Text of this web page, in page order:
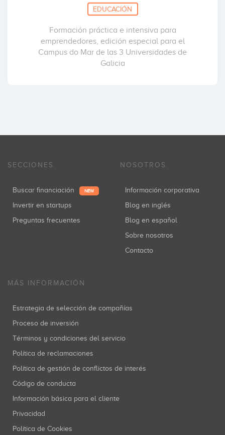
EDUCACIÓN
Formación práctica e intensiva para
emprendedores, edición especial para el
Campus do Mar de las 3 Universidades de
Galicia
SECCIONES
Buscar financiación NEW
Invertir en startups
Preguntas frecuentes
NOSOTROS
Información corporativa
Blog en inglés
Blog en español
Sobre nosotros
Contacto
MÁS INFORMACIÓN
Estrategia de selección de compañías
Proceso de inversión
Términos y condiciones del servicio
Política de reclamaciones
Política de gestión de conflictos de interés
Código de conducta
Información básica para el cliente
Privacidad
Política de Cookies